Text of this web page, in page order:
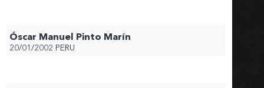
Óscar Manuel Pinto Marín
20/01/2002 PERU